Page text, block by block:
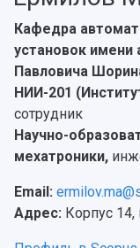
НАЗАД
Кафедра
установок
Павловича
НИИ-201
сотрудник
Научно-
мехатроники,
Email:
Адрес: Корпус 14,